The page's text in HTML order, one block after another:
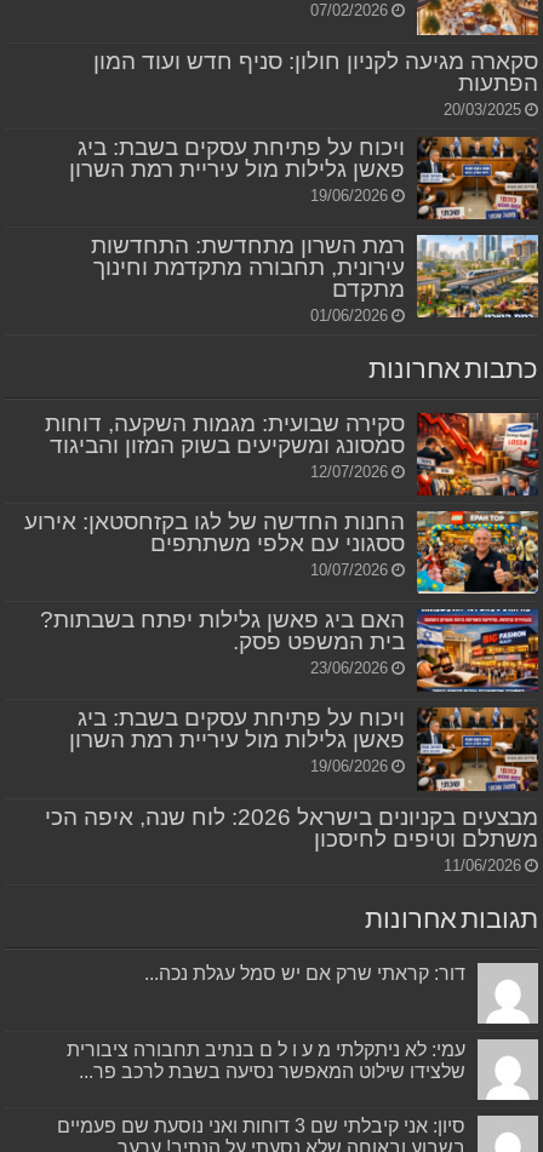
07/02/2026
סקארה מגיעה לקניון חולון: סניף חדש ועוד המון
הפתעות
20/03/2025
ויכוח על פתיחת עסקים בשבת: ביג
פאשן גלילות מול עיריית רמת השרון
19/06/2026
רמת השרון מתחדשת: התחדשות
עירונית, תחבורה מתקדמת וחינוך
מתקדם
01/06/2026
כתבות אחרונות
סקירה שבועית: מגמות השקעה, דוחות
סמסונג ומשקיעים בשוק המזון והביגוד
12/07/2026
החנות החדשה של לגו בקזחסטאן: אירוע
ססגוני עם אלפי משתתפים
10/07/2026
האם ביג פאשן גלילות יפתח בשבתות?
בית המשפט פסק.
23/06/2026
ויכוח על פתיחת עסקים בשבת: ביג
פאשן גלילות מול עיריית רמת השרון
19/06/2026
מבצעים בקניונים בישראל 2026: לוח שנה, איפה הכי
משתלם וטיפים לחיסכון
11/06/2026
תגובות אחרונות
דור: קראתי שרק אם יש סמל עגלת נכה...
עמי: לא ניתקלתי מ ע ו ל ם בנתיב תחבורה ציבורית
שלצידו שילוט המאפשר נסיעה בשבת לרכב פר...
סיון: אני קיבלתי שם 3 דוחות ואני נוסעת שם פעמיים
בשבוע ובאוחה שלא נסעתי על הנתיב! ערער...